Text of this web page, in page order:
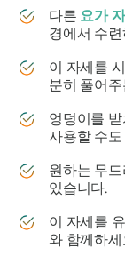
다른 요가
경에서 수
이 자세를
분히 풀어
엉덩이를
사용할 수
원하는 무
있습니다.
이 자세를
와 함께하세